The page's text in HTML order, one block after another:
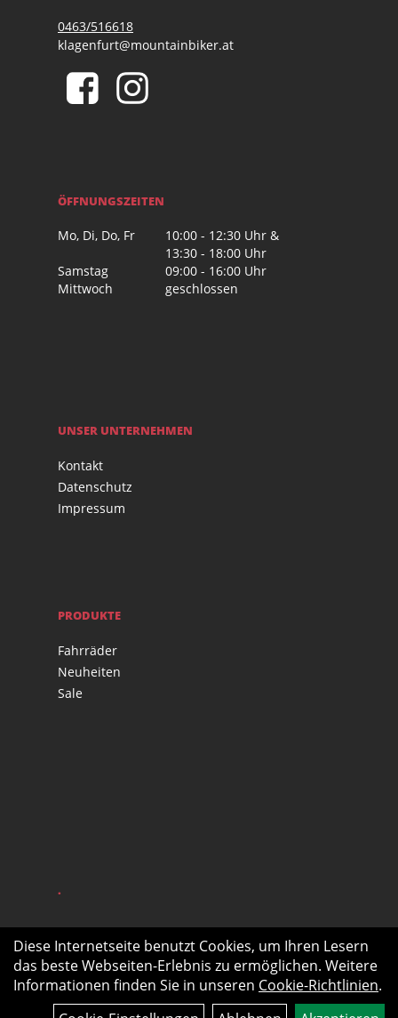
0463/516618
klagenfurt@mountainbiker.at
ÖFFNUNGSZEITEN
Mo, Di, Do, Fr
10:00 - 12:30 Uhr &
13:30 - 18:00 Uhr
Samstag
09:00 - 16:00 Uhr
Mittwoch
geschlossen
UNSER UNTERNEHMEN
Kontakt
Datenschutz
Impressum
PRODUKTE
Fahrräder
Neuheiten
Sale
.
Diese Internetseite benutzt Cookies, um Ihren Lesern
das beste Webseiten-Erlebnis zu ermöglichen. Weitere
Informationen finden Sie in unseren Cookie-Richtlinien.